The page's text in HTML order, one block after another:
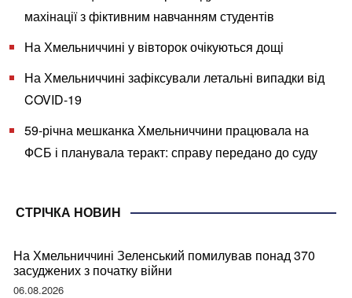
махінації з фіктивним навчанням студентів
На Хмельниччині у вівторок очікуються дощі
На Хмельниччині зафіксували летальні випадки від
COVID-19
59-річна мешканка Хмельниччини працювала на
ФСБ і планувала теракт: справу передано до суду
СТРІЧКА НОВИН
На Хмельниччині Зеленський помилував понад 370
засуджених з початку війни
06.08.2026